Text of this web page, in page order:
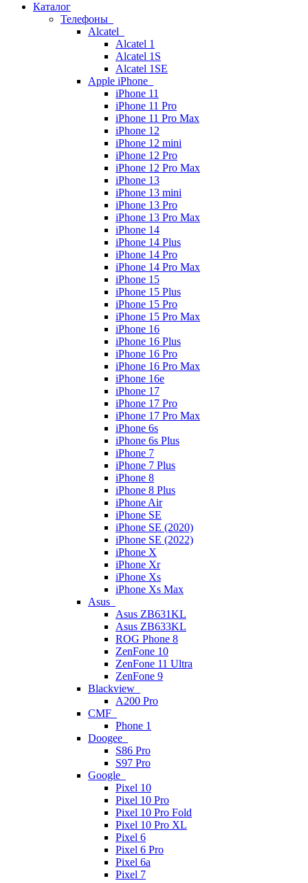
Каталог
Телефоны
Alcatel
Alcatel 1
Alcatel 1S
Alcatel 1SE
Apple iPhone
iPhone 11
iPhone 11 Pro
iPhone 11 Pro Max
iPhone 12
iPhone 12 mini
iPhone 12 Pro
iPhone 12 Pro Max
iPhone 13
iPhone 13 mini
iPhone 13 Pro
iPhone 13 Pro Max
iPhone 14
iPhone 14 Plus
iPhone 14 Pro
iPhone 14 Pro Max
iPhone 15
iPhone 15 Plus
iPhone 15 Pro
iPhone 15 Pro Max
iPhone 16
iPhone 16 Plus
iPhone 16 Pro
iPhone 16 Pro Max
iPhone 16e
iPhone 17
iPhone 17 Pro
iPhone 17 Pro Max
iPhone 6s
iPhone 6s Plus
iPhone 7
iPhone 7 Plus
iPhone 8
iPhone 8 Plus
iPhone Air
iPhone SE
iPhone SE (2020)
iPhone SE (2022)
iPhone X
iPhone Xr
iPhone Xs
iPhone Xs Max
Asus
Asus ZB631KL
Asus ZB633KL
ROG Phone 8
ZenFone 10
ZenFone 11 Ultra
ZenFone 9
Blackview
A200 Pro
CMF
Phone 1
Doogee
S86 Pro
S97 Pro
Google
Pixel 10
Pixel 10 Pro
Pixel 10 Pro Fold
Pixel 10 Pro XL
Pixel 6
Pixel 6 Pro
Pixel 6a
Pixel 7